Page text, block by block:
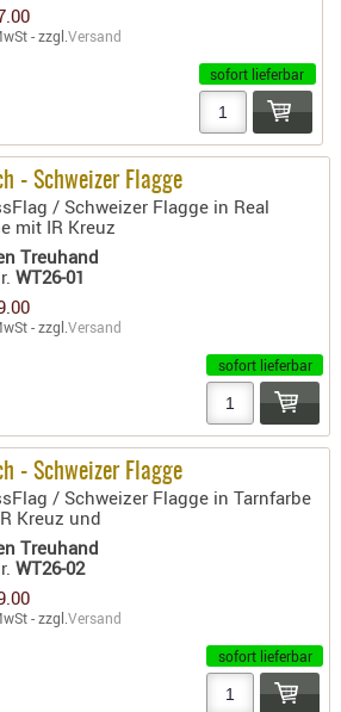
- zzgl.Versand
sofort lieferbar
- Schweizer Flagge
/ Schweizer Flagge in Real
mit IR Kreuz
Treuhand
WT26-01
- zzgl.Versand
sofort lieferbar
- Schweizer Flagge
/ Schweizer Flagge in Tarnfarbe
Kreuz und
Treuhand
WT26-02
- zzgl.Versand
sofort lieferbar